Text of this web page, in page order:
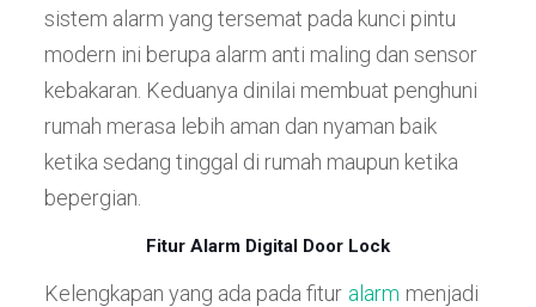
sistem alarm yang tersemat pada kunci pintu
modern ini berupa alarm anti maling dan sensor
kebakaran. Keduanya dinilai membuat penghuni
rumah merasa lebih aman dan nyaman baik
ketika sedang tinggal di rumah maupun ketika
bepergian.
Fitur Alarm Digital Door Lock
Kelengkapan yang ada pada fitur alarm menjadi